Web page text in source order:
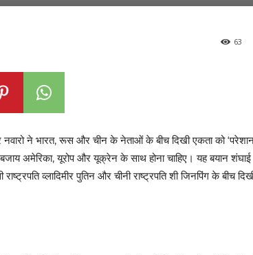
63
नवारो ने भारत, रूस और चीन के नेताओं के बीच दिखी एकता को
अमेरिका, यूरोप और यूक्रेन के साथ होना चाहिए। यह बयान शंघाई
व्लादिमीर पुतिन और चीनी राष्ट्रपति शी जिनपिंग के बीच